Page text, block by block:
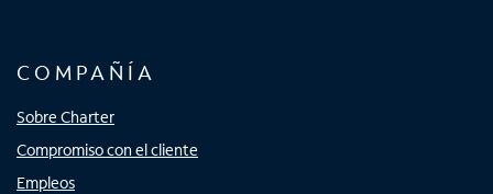
COMPAÑÍA
Sobre Charter
Compromiso con el cliente
Empleos